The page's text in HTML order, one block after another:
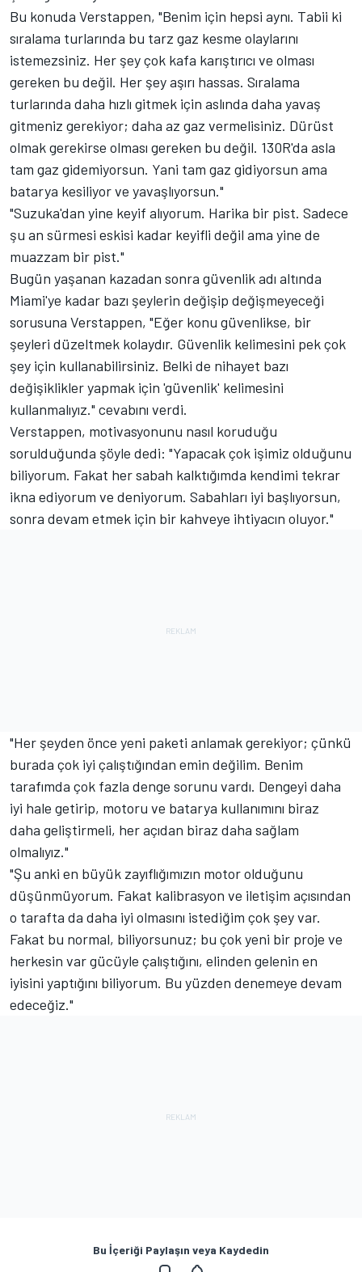
Bu konuda Verstappen, "Benim için hepsi aynı. Tabii ki
sıralama turlarında bu tarz gaz kesme olaylarını
istemezsiniz. Her şey çok kafa karıştırıcı ve olması
gereken bu değil. Her şey aşırı hassas. Sıralama
turlarında daha hızlı gitmek için aslında daha yavaş
gitmeniz gerekiyor; daha az gaz vermelisiniz. Dürüst
olmak gerekirse olması gereken bu değil. 130R'da asla
tam gaz gidemiyorsun. Yani tam gaz gidiyorsun ama
batarya kesiliyor ve yavaşlıyorsun."
"Suzuka'dan yine keyif alıyorum. Harika bir pist. Sadece
şu an sürmesi eskisi kadar keyifli değil ama yine de
muazzam bir pist."
Bugün yaşanan kazadan sonra güvenlik adı altında
Miami'ye kadar bazı şeylerin değişip değişmeyeceği
sorusuna Verstappen, "Eğer konu güvenlikse, bir
şeyleri düzeltmek kolaydır. Güvenlik kelimesini pek çok
şey için kullanabilirsiniz. Belki de nihayet bazı
değişiklikler yapmak için 'güvenlik' kelimesini
kullanmalıyız." cevabını verdi.
Verstappen, motivasyonunu nasıl koruduğu
sorulduğunda şöyle dedi: "Yapacak çok işimiz olduğunu
biliyorum. Fakat her sabah kalktığımda kendimi tekrar
ikna ediyorum ve deniyorum. Sabahları iyi başlıyorsun,
sonra devam etmek için bir kahveye ihtiyacın oluyor."
"Her şeyden önce yeni paketi anlamak gerekiyor; çünkü
burada çok iyi çalıştığından emin değilim. Benim
tarafımda çok fazla denge sorunu vardı. Dengeyi daha
iyi hale getirip, motoru ve batarya kullanımını biraz
daha geliştirmeli, her açıdan biraz daha sağlam
olmalıyız."
"Şu anki en büyük zayıflığımızın motor olduğunu
düşünmüyorum. Fakat kalibrasyon ve iletişim açısından
o tarafta da daha iyi olmasını istediğim çok şey var.
Fakat bu normal, biliyorsunuz; bu çok yeni bir proje ve
herkesin var gücüyle çalıştığını, elinden gelenin en
iyisini yaptığını biliyorum. Bu yüzden denemeye devam
edeceğiz."
Bu İçeriği Paylaşın veya Kaydedin